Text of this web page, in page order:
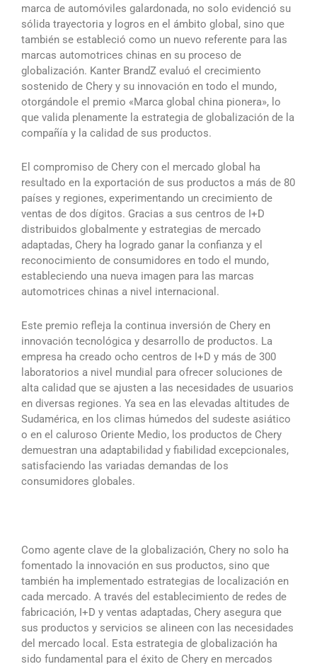
marca de automóviles galardonada, no solo evidenció su
sólida trayectoria y logros en el ámbito global, sino que
también se estableció como un nuevo referente para las
marcas automotrices chinas en su proceso de
globalización. Kanter BrandZ evaluó el crecimiento
sostenido de Chery y su innovación en todo el mundo,
otorgándole el premio «Marca global china pionera», lo
que valida plenamente la estrategia de globalización de la
compañía y la calidad de sus productos.
El compromiso de Chery con el mercado global ha
resultado en la exportación de sus productos a más de 80
países y regiones, experimentando un crecimiento de
ventas de dos dígitos. Gracias a sus centros de I+D
distribuidos globalmente y estrategias de mercado
adaptadas, Chery ha logrado ganar la confianza y el
reconocimiento de consumidores en todo el mundo,
estableciendo una nueva imagen para las marcas
automotrices chinas a nivel internacional.
Este premio refleja la continua inversión de Chery en
innovación tecnológica y desarrollo de productos. La
empresa ha creado ocho centros de I+D y más de 300
laboratorios a nivel mundial para ofrecer soluciones de
alta calidad que se ajusten a las necesidades de usuarios
en diversas regiones. Ya sea en las elevadas altitudes de
Sudamérica, en los climas húmedos del sudeste asiático
o en el caluroso Oriente Medio, los productos de Chery
demuestran una adaptabilidad y fiabilidad excepcionales,
satisfaciendo las variadas demandas de los
consumidores globales.
Como agente clave de la globalización, Chery no solo ha
fomentado la innovación en sus productos, sino que
también ha implementado estrategias de localización en
cada mercado. A través del establecimiento de redes de
fabricación, I+D y ventas adaptadas, Chery asegura que
sus productos y servicios se alineen con las necesidades
del mercado local. Esta estrategia de globalización ha
sido fundamental para el éxito de Chery en mercados